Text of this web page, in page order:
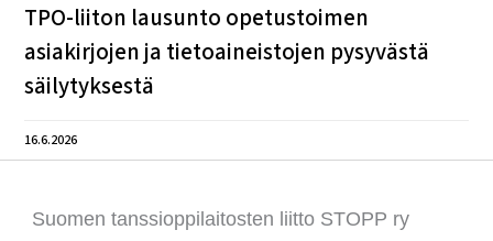
TPO-liiton lausunto opetustoimen
asiakirjojen ja tietoaineistojen pysyvästä
säilytyksestä
16.6.2026
Suomen tanssioppilaitosten liitto STOPP ry